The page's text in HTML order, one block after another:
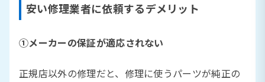
安い修理業者に依頼するデメリット
①メーカーの保証が適応されない
正規店以外の修理だと、修理に使うパーツが純正の